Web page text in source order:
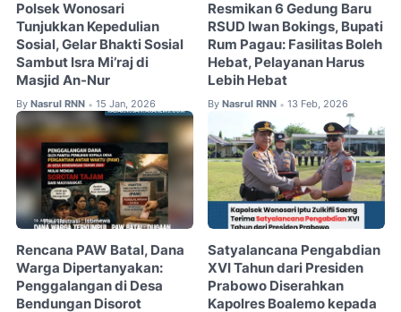
Polsek Wonosari
Tunjukkan Kepedulian
Sosial, Gelar Bhakti Sosial
Sambut Isra Mi’raj di
Masjid An-Nur
By Nasrul RNN • 15 Jan, 2026
Resmikan 6 Gedung Baru
RSUD Iwan Bokings, Bupati
Rum Pagau: Fasilitas Boleh
Hebat, Pelayanan Harus
Lebih Hebat
By Nasrul RNN • 13 Feb, 2026
Rencana PAW Batal, Dana
Warga Dipertanyakan:
Penggalangan di Desa
Bendungan Disorot
Satyalancana Pengabdian
XVI Tahun dari Presiden
Prabowo Diserahkan
Kapolres Boalemo kepada